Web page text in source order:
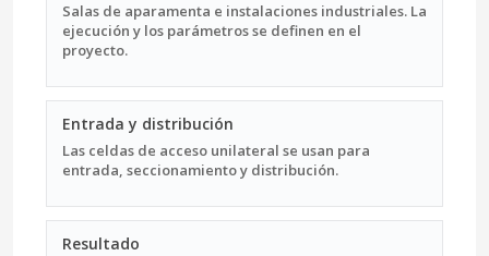
Salas de aparamenta e instalaciones industriales. La
ejecución y los parámetros se definen en el
proyecto.
Entrada y distribución
Las celdas de acceso unilateral se usan para
entrada, seccionamiento y distribución.
Resultado